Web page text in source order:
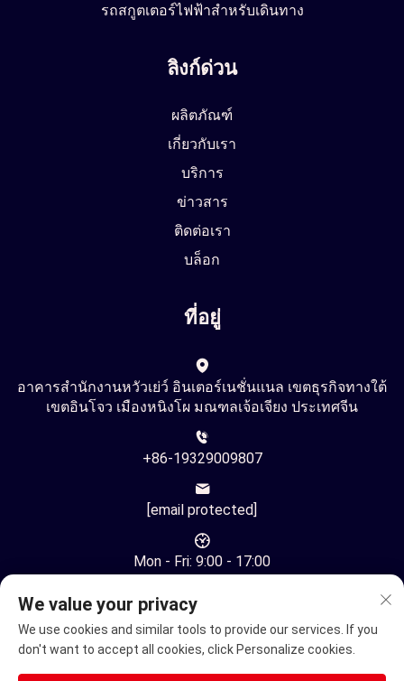
รถสกูตเตอร์ไฟฟ้าสำหรับเดินทาง
ลิงก์ด่วน
ผลิตภัณฑ์
เกี่ยวกับเรา
บริการ
ข่าวสาร
ติดต่อเรา
บล็อก
ที่อยู่
อาคารสำนักงานหวัวเย่ว์ อินเตอร์เนชั่นแนล เขตธุรกิจทางใต้
เขตอินโจว เมืองหนิงโผ มณฑลเจ้อเจียง ประเทศจีน
+86-19329009807
[email protected]
Mon - Fri: 9:00 - 17:00
We value your privacy
We use cookies and similar tools to provide our services. If you
don't want to accept all cookies, click Personalize cookies.